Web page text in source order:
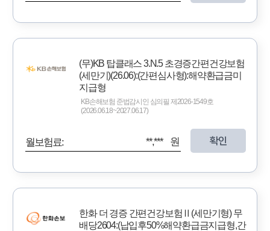
(무)KB 탑클래스 3.N.5 초경증간편건강보험
(세만기)(26.06):(간편심사형):해약환급금미
지급형
KB손해보험 준법감시인 심의필 제2026-1549호
(2026.06.18~2027.06.17)
월보험료: **,*** 원 확인
한화 더 경증 간편건강보험Ⅱ(세만기형) 무
배당2604:(납입후50%해약환급금지급형,간